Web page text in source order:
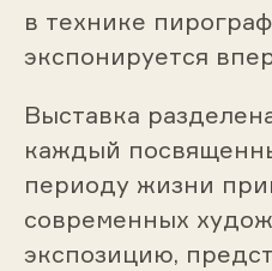
в технике
экспонируется
Выставка
каждый
периоду жизни
современных
экспозицию,